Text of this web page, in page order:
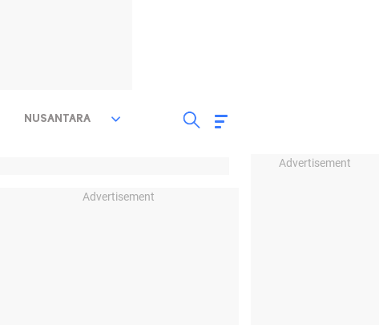
Advertisement
NUSANTARA
Advertisement